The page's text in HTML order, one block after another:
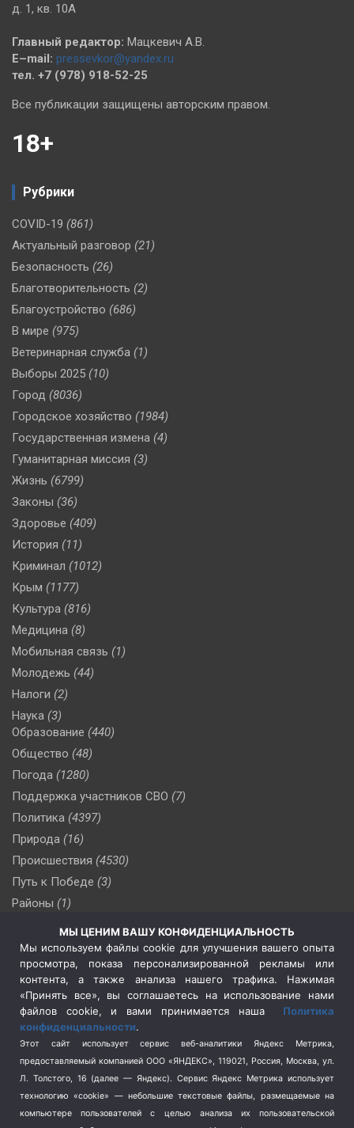
д. 1, кв. 10А
Главный редактор: Мацкевич А.В.
E–mail: pressevkor@yandex.ru
тел. +7 (978) 918-52-25
Все публикации защищены авторским правом.
18+
Рубрики
COVID-19 (861)
Актуальный разговор (21)
Безопасность (26)
Благотворительность (2)
Благоустройство (686)
В мире (975)
Ветеринарная служба (1)
Выборы 2025 (10)
Город (8036)
Городское хозяйство (1984)
Государственная измена (4)
Гуманитарная миссия (3)
Жизнь (6799)
Законы (36)
Здоровье (409)
История (11)
Криминал (1012)
Крым (1177)
Культура (816)
Медицина (8)
Мобильная связь (1)
Молодежь (44)
Налоги (2)
Наука (3)
Образование (440)
Общество (48)
Погода (1280)
Поддержка участников СВО (7)
Политика (4397)
Природа (16)
Происшествия (4530)
Путь к Победе (3)
Районы (1)
(510)
Сельское хозяйство (3)
Социальная политика
(3)
Спецоперация в Украине
Спецоперация на Украине
(404)
Спорт (740)
Терроризм (1)
Транспорт (262)
Туризм (178)
МЫ ЦЕНИМ ВАШУ КОНФИДЕНЦИАЛЬНОСТЬ
Мы используем файлы cookie для улучшения вашего опыта
просмотра, показа персонализированной рекламы или
контента, а также анализа нашего трафика. Нажимая
«Принять все», вы соглашаетесь на использование нами
файлов cookie, и вами принимается наша Политика
конфиденциальности.
Этот сайт использует сервис веб-аналитики Яндекс Метрика,
предоставляемый компанией ООО «ЯНДЕКС», 119021, Россия, Москва, ул.
Л. Толстого, 16 (далее — Яндекс). Сервис Яндекс Метрика использует
технологию «cookie» — небольшие текстовые файлы, размещаемые на
компьютере пользователей с целью анализа их пользовательской